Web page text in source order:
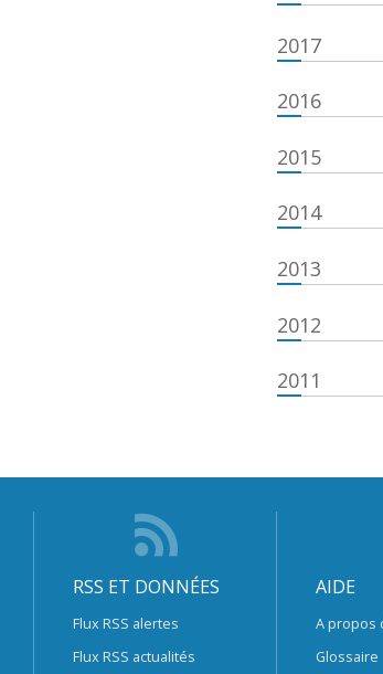
2017
2016
2015
2014
2013
2012
2011
RSS ET DONNÉES
Flux RSS alertes
Flux RSS actualités
AIDE
A propos
Glossaire